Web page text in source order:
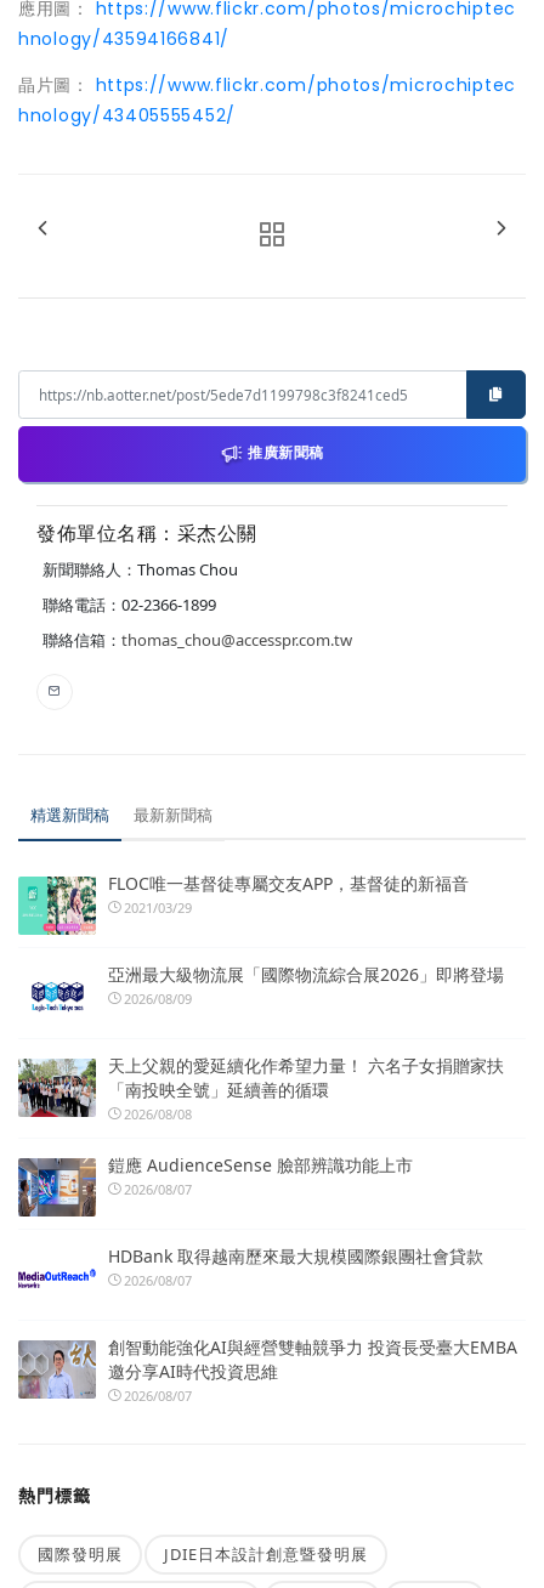
應用圖： https://www.flickr.com/photos/microchiptec
hnology/43594166841/
晶片圖： https://www.flickr.com/photos/microchiptec
hnology/43405555452/
推廣新聞稿
發佈單位名稱：采杰公關
新聞聯絡人：Thomas Chou
聯絡電話：02-2366-1899
聯絡信箱： thomas_chou@accesspr.com.tw
精選新聞稿 最新新聞稿
FLOC唯一基督徒專屬交友APP，基督徒的新福音
2021/03/29
亞洲最大級物流展「國際物流綜合展2026」即將登場
2026/08/09
天上父親的愛延續化作希望力量！ 六名子女捐贈家扶
「南投映全號」延續善的循環
2026/08/08
鎧應 AudienceSense 臉部辨識功能上市
2026/08/07
HDBank 取得越南歷來最大規模國際銀團社會貸款
2026/08/07
創智動能強化AI與經營雙軸競爭力 投資長受臺大EMBA
邀分享AI時代投資思維
2026/08/07
熱門標籤
國際發明展 JDIE日本設計創意暨發明展